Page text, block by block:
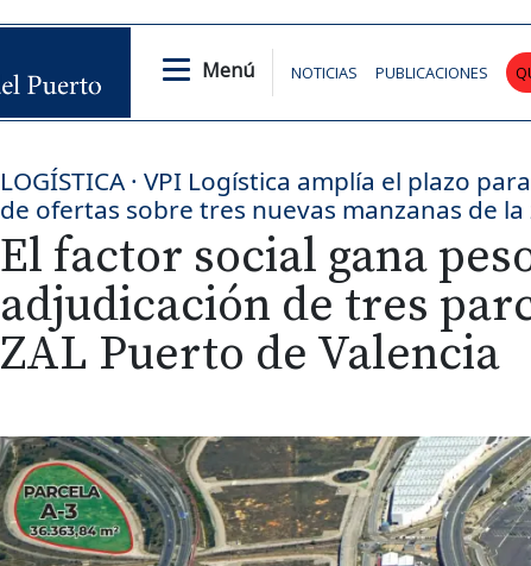
Menú NOTICIAS PUBLICACIONES
LOGÍSTICA · VPI Logística amplía el plazo
de ofertas sobre tres nuevas manzanas de
El factor social gana
adjudicación de tres
ZAL Puerto de Valencia